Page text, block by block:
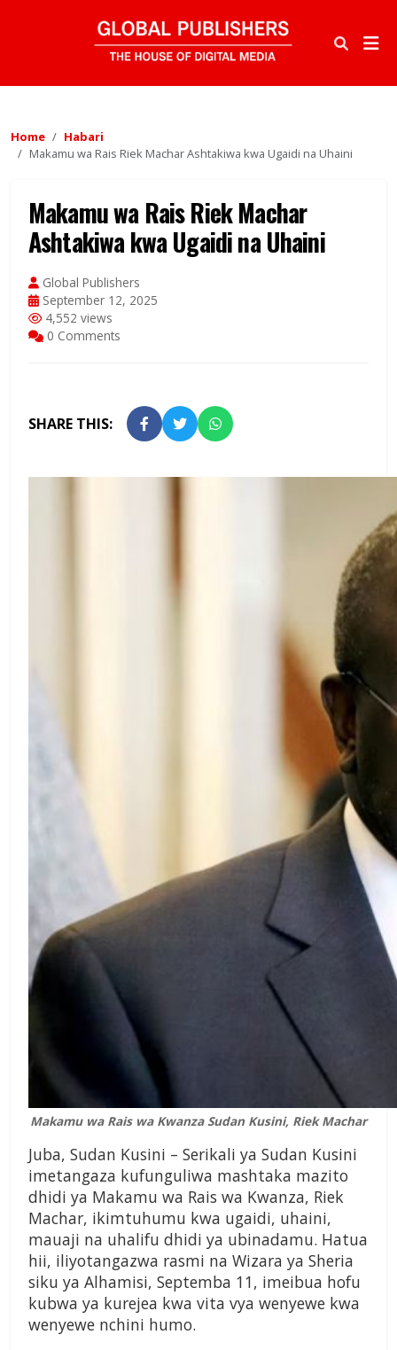
Home
Habari
Makamu wa Rais Riek Machar Ashtakiwa kwa Ugaidi na Uhaini
Makamu wa Rais Riek Machar
Ashtakiwa kwa Ugaidi na Uhaini
Global Publishers
September 12, 2025
4,552 views
0 Comments
SHARE THIS:
Makamu wa Rais wa Kwanza Sudan Kusini, Riek Machar
Juba, Sudan Kusini – Serikali ya Sudan Kusini
imetangaza kufunguliwa mashtaka mazito
dhidi ya Makamu wa Rais wa Kwanza, Riek
Machar, ikimtuhumu kwa ugaidi, uhaini,
mauaji na uhalifu dhidi ya ubinadamu. Hatua
hii, iliyotangazwa rasmi na Wizara ya Sheria
siku ya Alhamisi, Septemba 11, imeibua hofu
kubwa ya kurejea kwa vita vya wenyewe kwa
wenyewe nchini humo.